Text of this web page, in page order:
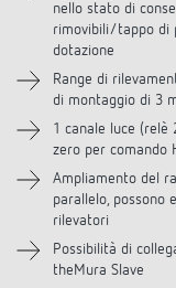
Downloads
Accessori
Prodotti
nello stato di
rimovibili/tappo di
dotazione
Range di
di montaggio di 3
1 canale luce (relè
zero per comando
Ampliamento del
parallelo, possono
rilevatori
Possibilità di
theMura Slave